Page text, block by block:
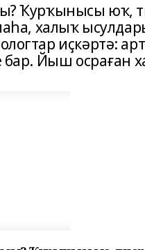
Ҡурҡынысы юҡ,
халыҡ
иҫкәртә:
бар. Йыш осраған